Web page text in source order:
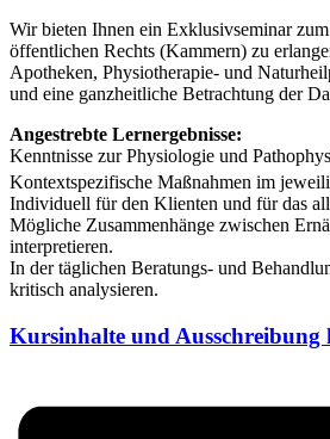
Wir bieten Ihnen ein Exklusivseminar
öffentlichen Rechts (Kammern) zu
Apotheken, Physiotherapie- und
und eine ganzheitliche Betrachtung der
Angestrebte Lernergebnisse:
Kenntnisse zur Physiologie und
Kontextspezifische Maßnahmen im
Individuell für den Klienten und für das
Mögliche Zusammenhänge zwischen
interpretieren.
In der täglichen Beratungs- und
kritisch analysieren.
Kursinhalte und Ausschreibung